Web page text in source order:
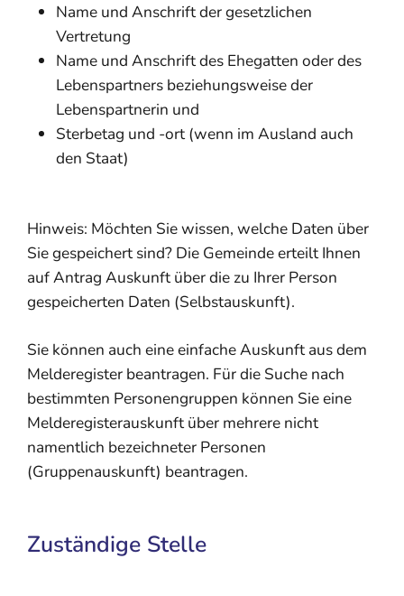
Name und Anschrift der gesetzlichen
Vertretung
Name und Anschrift des Ehegatten oder des
Lebenspartners beziehungsweise der
Lebenspartnerin und
Sterbetag und -ort (wenn im Ausland auch
den Staat)
Hinweis: Möchten Sie wissen, welche Daten über
Sie gespeichert sind? Die Gemeinde erteilt Ihnen
auf Antrag Auskunft über die zu Ihrer Person
gespeicherten Daten (Selbstauskunft).
Sie können auch eine einfache Auskunft aus dem
Melderegister beantragen. Für die Suche nach
bestimmten Personengruppen können Sie eine
Melderegisterauskunft über mehrere nicht
namentlich bezeichneter Personen
(Gruppenauskunft) beantragen.
Zuständige Stelle